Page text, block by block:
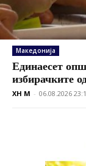
Македонија
Единаесет
избирачките
XH M - 06.08.2026